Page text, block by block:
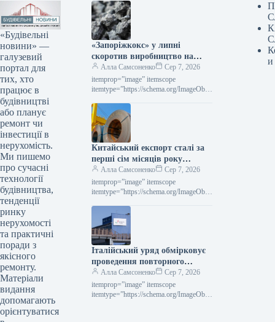
«Будівельні
новини» —
галузевий
портал для
тих, хто
працює в
будівництві
або планує
ремонт чи
інвестиції в
нерухомість.
Ми пишемо
про сучасні
технології
будівництва,
тенденції
ринку
нерухомості
та практичні
поради з
якісного
ремонту.
Матеріали
видання
допомагають
орієнтуватися
«Запоріжкокс» у липні
скоротив виробництво на
15,3% порівняно з попереднім
місяцем.
Алла Самсоненко
Сер 7, 2026
itemprop=”image” itemscope
itemtype=”https://schema.org/ImageObje
Новини Компанії виробництво коксу
Роздрукувати 130 07 Серпня 2026
«Запоріжкокс» у липні скоротив
випуск продукції…
Китайський експорт сталі за
перші сім місяців року
зменшився на 4,4% у
порівнянні з минулим роком.
Алла Самсоненко
Сер 7, 2026
itemprop=”image” itemscope
itemtype=”https://schema.org/ImageObje
Новини Глобальний ринок експорт
сталі Роздрукувати 79 07 Серпня 2026
Китай у січні–липні скоротив
експорт…
Італійський уряд обмірковує
проведення повторного
конкурсу щодо Acciaierie
d’Italia
Алла Самсоненко
Сер 7, 2026
itemprop=”image” itemscope
itemtype=”https://schema.org/ImageObje
и